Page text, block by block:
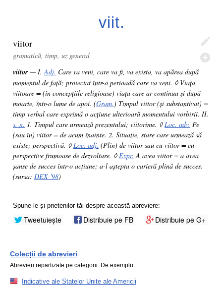
viit.
viitor
gramatică, timp, uz general
viitor— I.Adj. Care va veni, care va fi, va exista, va apărea după
momentul de față; proiectat într-o perioadă care va veni. ◊ Viața
viitoare = (în concepțiile religioase) viața care ar continua și după
moarte, într-o lume de apoi. (Gram. ) Timpul viitor (și substantivat) =
timp verbal care exprimă o acțiune ulterioară momentului vorbirii. II.
s. n. 1. Timpul care urmează prezentului; viitorime. ◊Loc. adv. Pe
(sau în) viitor = de acum înainte. 2. Situație, stare care urmează să
existe; perspectivă. ◊Loc. adj. (Plin) de viitor sau cu viitor = cu
perspective frumoase de dezvoltare. ◊Expr. A avea viitor = a avea
șanse de succes într-o acțiune; a-l aștepta o carieră plină de succes.
(sursa: DEX '98)
Spune-le și prietenilor tăi despre această abreviere:
Tweetuiește Distribuie pe FB Distribuie pe G+
Colecții de abrevieri
Abrevieri repartizate pe categorii. De exemplu:
Indicative ale Statelor Unite ale Americii